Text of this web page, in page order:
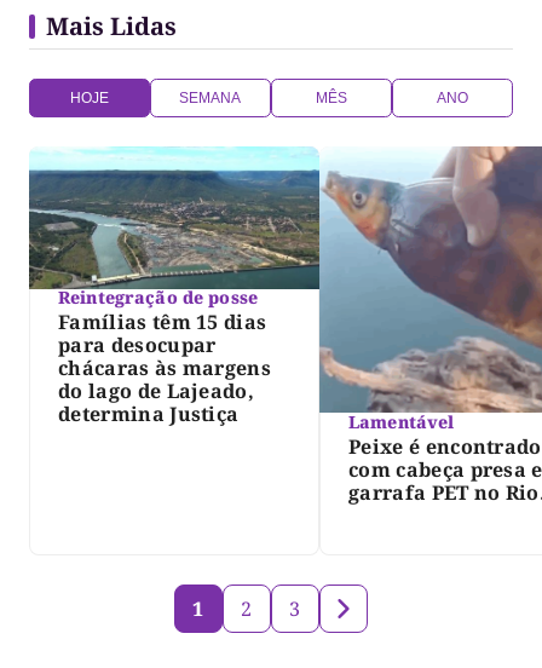
exclusivas […]
Mais Lidas
HOJE SEMANA MÊS ANO
Reintegração de posse
Famílias têm 15 dias
para desocupar
chácaras às margens
do lago de Lajeado,
determina Justiça
Lamentável
Peixe é encontrado
com cabeça presa
garrafa PET no Rio
1
2 3